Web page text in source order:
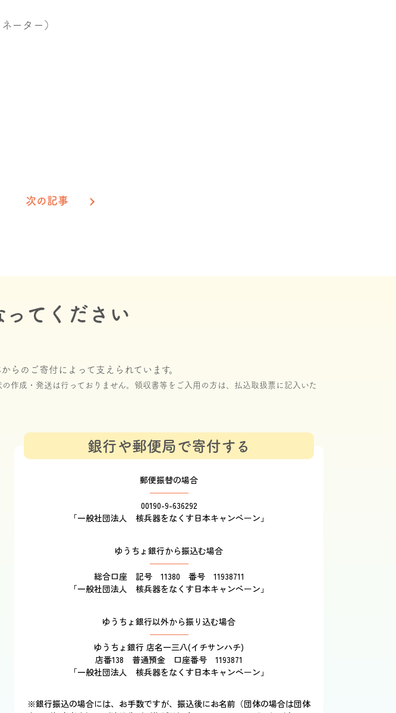
ーター）
次の記事
ってください
らのご寄付によって支えられています。
成・発送は行っておりません。領収書等をご入用の方は、払込取扱票に記入いた
銀行や郵便局で寄付する
郵便振替の場合
00190-9-636292
「一般社団法人 核兵器をなくす日本キャンペーン」
ゆうちょ銀行から振込む場合
総合口座 記号 11380 番号 11938711
「一般社団法人 核兵器をなくす日本キャンペーン」
ゆうちょ銀行以外から振り込む場合
ゆうちょ銀行 店名一三八(イチサンハチ)
店番138 普通預金 口座番号 1193871
「一般社団法人 核兵器をなくす日本キャンペーン」
※銀行振込の場合には、お手数ですが、振込後にお名前（団体の場合は団体